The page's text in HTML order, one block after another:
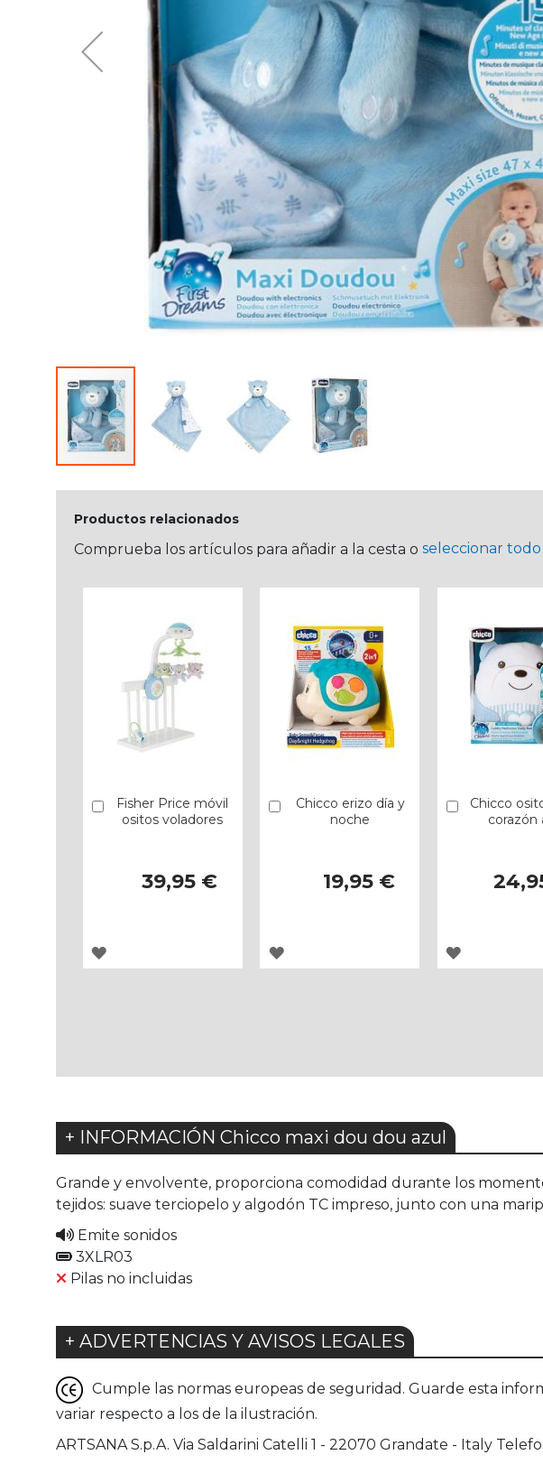
Productos relacionados
Comprueba los artículos para añadir a la cesta o seleccionar todo
Fisher Price móvil
ositos voladores
39,95 €
Añadir
AGREGAR
Chicco erizo día y
noche
19,95 €
Añadir
AGREGAR
Chicco
corazón
Añadir
AGREGAR
+ INFORMACIÓN Chicco maxi dou dou azul
Grande y envolvente, proporciona comodidad durante los
tejidos: suave terciopelo y algodón TC impreso, junto con una
Emite sonidos
3XLR03
Pilas no incluidas
+ ADVERTENCIAS Y AVISOS LEGALES
Cumple las normas europeas de seguridad. Guarde esta
variar respecto a los de la ilustración.
ARTSANA S.p.A. Via Saldarini Catelli 1 - 22070 Grandate - Italy